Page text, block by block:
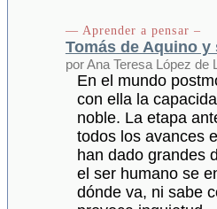
— Aprender a pensar –
Tomás de Aquino
por Ana Teresa López de
En el mundo
con ella la
noble. La etapa
todos los avances
han dado grandes
el ser humano se
dónde va, ni sabe